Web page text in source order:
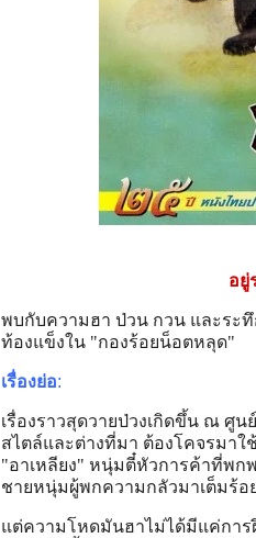
อยู่
พบกับความฮา ป่วน กวน และระ
ท้องแข็งใน "กองร้อยน็อตหลุด"
เรื่องย่อ:
เรื่องราวสุดวายป่วงเกิดขึ้น ณ ศู
สไตล์และต่างที่มา ต้องโคจรมา
"อาเหลียง" หนุ่มตี๋หัวการค้าที่พก
ชายหนุ่มผู้พกความกลัวมาเต็มร้อ
แต่ความโหดมันฮาไม่ได้มีแค่การ